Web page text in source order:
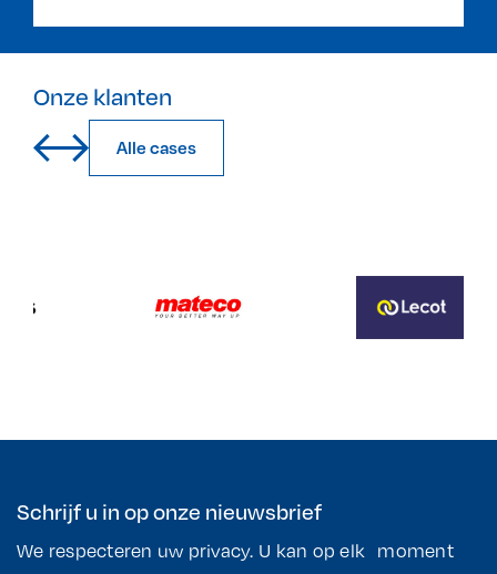
Onze klanten
Alle cases
Schrijf u in op onze nieuwsbrief
We respecteren uw privacy. U kan op elk moment